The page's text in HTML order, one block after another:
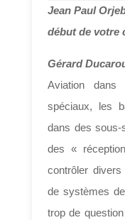
Jean Paul
début de votre
Gérard
Aviation dans
spéciaux, les
dans des sous-
des «
contrôler
de systèmes
trop de